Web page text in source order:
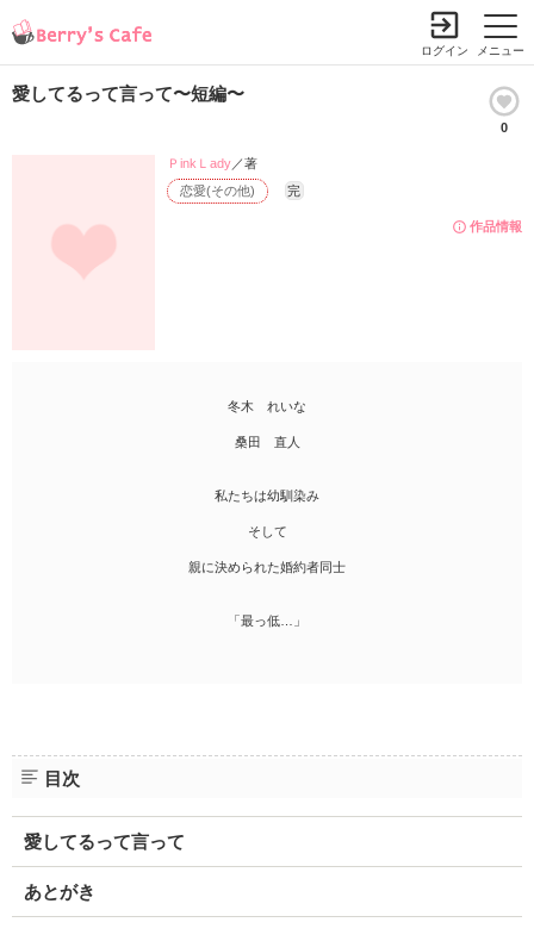
メニュー
ログイン
愛してるって言って〜短編〜
0
作品情報
恋愛(その他) 完
ＰinkＬady／著
冬木 れいな
桑田 直人
私たちは幼馴染み
そして
親に決められた婚約者同士
「最っ低…」
目次
愛してるって言って
あとがき